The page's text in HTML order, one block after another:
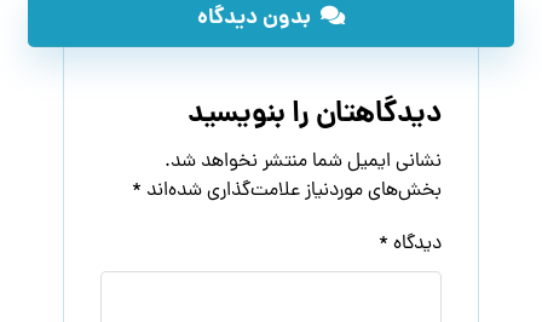
بدون دیدگاه
دیدگاهتان را بنویسید
نشانی ایمیل شما منتشر نخواهد شد.
بخش‌های موردنیاز علامت‌گذاری شده‌اند *
دیدگاه *